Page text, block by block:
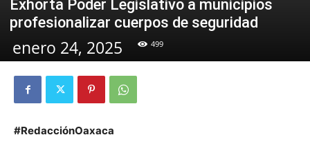
Exhorta Poder Legislativo a municipios
profesionalizar cuerpos de seguridad
enero 24, 2025 499
#RedacciónOaxaca